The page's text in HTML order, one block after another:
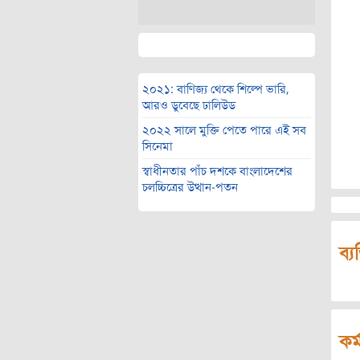
২০২১: বাণিজ্য থেকে শিল্পে ভারি,
আরও ডুবেছে ঢালিউড
২০২২ সালে মুক্তি পেতে পারে এই সব
সিনেমা
স্বাধীনতার পাঁচ দশকে বাংলাদেশের
চলচ্চিত্রের উত্থান-পতন